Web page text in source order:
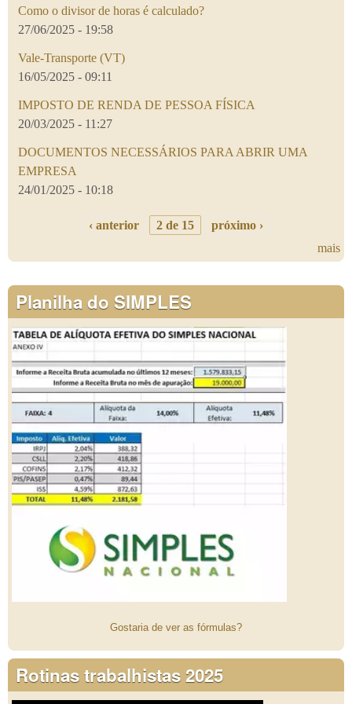
Como o divisor de horas é calculado?
27/06/2025 - 19:58
Vale-Transporte (VT)
16/05/2025 - 09:11
IMPOSTO DE RENDA DE PESSOA FÍSICA
20/03/2025 - 11:27
DOCUMENTOS NECESSÁRIOS PARA ABRIR UMA
EMPRESA
24/01/2025 - 10:18
‹ anterior 2 de 15
próximo ›
mais
Planilha do SIMPLES
Gostaria de ver as fórmulas?
Rotinas trabalhistas 2025